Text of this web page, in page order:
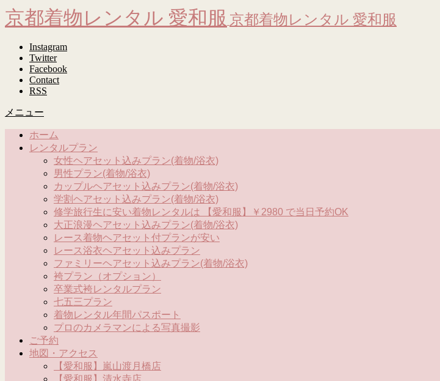
京都着物レンタル 愛和服 京都着物レンタル 愛和服
Instagram
Twitter
Facebook
Contact
RSS
メニュー
ホーム
レンタルプラン
女性ヘアセット込みプラン(着物/浴衣)
男性プラン(着物/浴衣)
カップルヘアセット込みプラン(着物/浴衣)
学割ヘアセット込みプラン(着物/浴衣)
修学旅行生に安い着物レンタルは 【愛和服】￥2980 で当日予約OK
大正浪漫ヘアセット込みプラン(着物/浴衣)
レース着物ヘアセット付プランが安い
レース浴衣ヘアセット込みプラン
ファミリーヘアセット込みプラン(着物/浴衣)
袴プラン（オプション）
卒業式袴レンタルプラン
七五三プラン
着物レンタル年間パスポート
プロのカメラマンによる写真撮影
ご予約
地図・アクセス
【愛和服】嵐山渡月橋店
【愛和服】清水寺店